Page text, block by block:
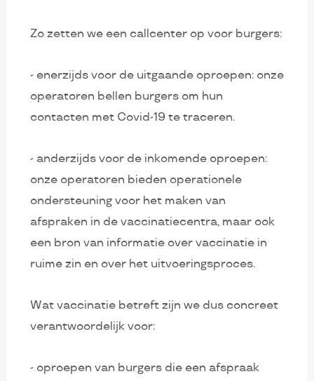
Zo zetten we een callcenter op voor burgers:
- enerzijds voor de uitgaande oproepen: onze
operatoren bellen burgers om hun
contacten met Covid-19 te traceren.
- anderzijds voor de inkomende oproepen:
onze operatoren bieden operationele
ondersteuning voor het maken van
afspraken in de vaccinatiecentra, maar ook
een bron van informatie over vaccinatie in
ruime zin en over het uitvoeringsproces.
Wat vaccinatie betreft zijn we dus concreet
verantwoordelijk voor:
- oproepen van burgers die een afspraak